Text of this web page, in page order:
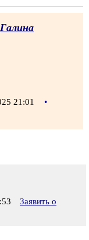
Галина
21:01
•
Заявить о